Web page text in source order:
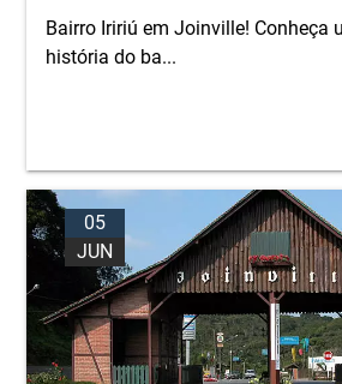
Bairro Iririú em Joinville! Conheça
história do ba...
05
JUN